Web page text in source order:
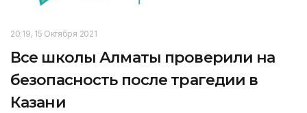
20:19, 15 Октября 2021
Все школы Алматы проверили на
безопасность после трагедии в
Казани